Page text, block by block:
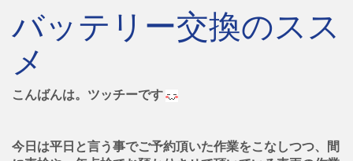
バッテリー交換のスス
メ
こんばんは。ツッチーです
今日は平日と言う事でご予約頂いた作業をこなしつつ、間